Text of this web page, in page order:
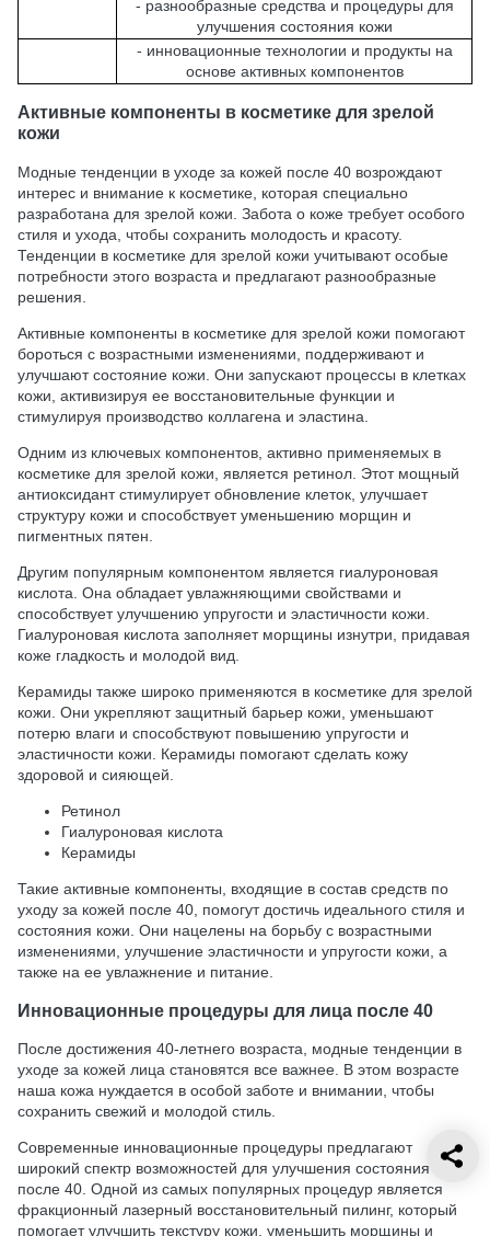
- разнообразные средства и процедуры для
улучшения состояния кожи
- инновационные технологии и продукты на
основе активных компонентов
Активные компоненты в косметике для зрелой
кожи
Модные тенденции в уходе за кожей после 40 возрождают
интерес и внимание к косметике, которая специально
разработана для зрелой кожи. Забота о коже требует особого
стиля и ухода, чтобы сохранить молодость и красоту.
Тенденции в косметике для зрелой кожи учитывают особые
потребности этого возраста и предлагают разнообразные
решения.
Активные компоненты в косметике для зрелой кожи помогают
бороться с возрастными изменениями, поддерживают и
улучшают состояние кожи. Они запускают процессы в клетках
кожи, активизируя ее восстановительные функции и
стимулируя производство коллагена и эластина.
Одним из ключевых компонентов, активно применяемых в
косметике для зрелой кожи, является ретинол. Этот мощный
антиоксидант стимулирует обновление клеток, улучшает
структуру кожи и способствует уменьшению морщин и
пигментных пятен.
Другим популярным компонентом является гиалуроновая
кислота. Она обладает увлажняющими свойствами и
способствует улучшению упругости и эластичности кожи.
Гиалуроновая кислота заполняет морщины изнутри, придавая
коже гладкость и молодой вид.
Керамиды также широко применяются в косметике для зрелой
кожи. Они укрепляют защитный барьер кожи, уменьшают
потерю влаги и способствуют повышению упругости и
эластичности кожи. Керамиды помогают сделать кожу
здоровой и сияющей.
Ретинол
Гиалуроновая кислота
Керамиды
Такие активные компоненты, входящие в состав средств по
уходу за кожей после 40, помогут достичь идеального стиля и
состояния кожи. Они нацелены на борьбу с возрастными
изменениями, улучшение эластичности и упругости кожи, а
также на ее увлажнение и питание.
Инновационные процедуры для лица после 40
После достижения 40-летнего возраста, модные тенденции в
уходе за кожей лица становятся все важнее. В этом возрасте
наша кожа нуждается в особой заботе и внимании, чтобы
сохранить свежий и молодой стиль.
Современные инновационные процедуры предлагают
широкий спектр возможностей для улучшения состояния кожи
после 40. Одной из самых популярных процедур является
фракционный лазерный восстановительный пилинг, который
помогает улучшить текстуру кожи, уменьшить морщины и